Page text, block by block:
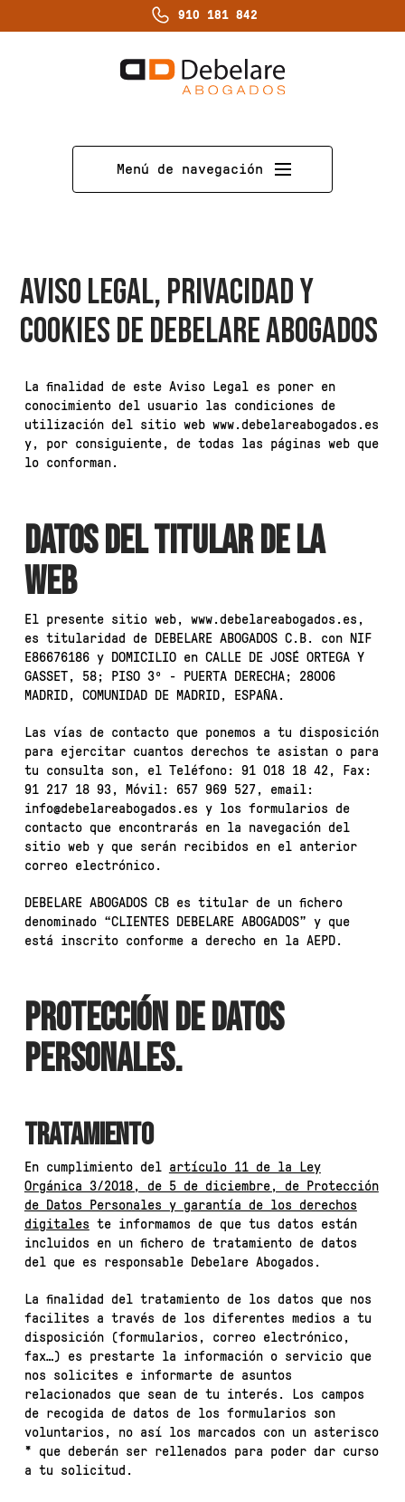
Menú de navegación
Aviso legal, privacidad y
cookies de Debelare Abogados
La finalidad de este Aviso Legal es poner en
conocimiento del usuario las condiciones de
utilización del sitio web www.debelareabogados.es
y, por consiguiente, de todas las páginas web que
lo conforman.
DATOS DEL TITULAR DE LA
WEB
El presente sitio web, www.debelareabogados.es,
es titularidad de DEBELARE ABOGADOS C.B. con NIF
E86676186 y DOMICILIO en CALLE DE JOSÉ ORTEGA Y
GASSET, 58; PISO 3º - PUERTA DERECHA; 28006
MADRID, COMUNIDAD DE MADRID, ESPAÑA.
Las vías de contacto que ponemos a tu disposición
para ejercitar cuantos derechos te asistan o para
tu consulta son, el Teléfono: 91 018 18 42, Fax:
91 217 18 93, Móvil: 657 969 527, email:
info@debelareabogados.es y los formularios de
contacto que encontrarás en la navegación del
sitio web y que serán recibidos en el anterior
correo electrónico.
DEBELARE ABOGADOS CB es titular de un fichero
denominado “CLIENTES DEBELARE ABOGADOS” y que
está inscrito conforme a derecho en la AEPD.
PROTECCIÓN DE DATOS
PERSONALES.
TRATAMIENTO
En cumplimiento del artículo 11 de la Ley
Orgánica 3/2018, de 5 de diciembre, de Protección
de Datos Personales y garantía de los derechos
digitales te informamos de que tus datos están
incluidos en un fichero de tratamiento de datos
del que es responsable Debelare Abogados.
La finalidad del tratamiento de los datos que nos
facilites a través de los diferentes medios a tu
disposición (formularios, correo electrónico,
fax…) es prestarte la información o servicio que
nos solicites e informarte de asuntos
relacionados que sean de tu interés. Los campos
de recogida de datos de los formularios son
voluntarios, no así los marcados con un asterisco
* que deberán ser rellenados para poder dar curso
a tu solicitud.
910 181 842